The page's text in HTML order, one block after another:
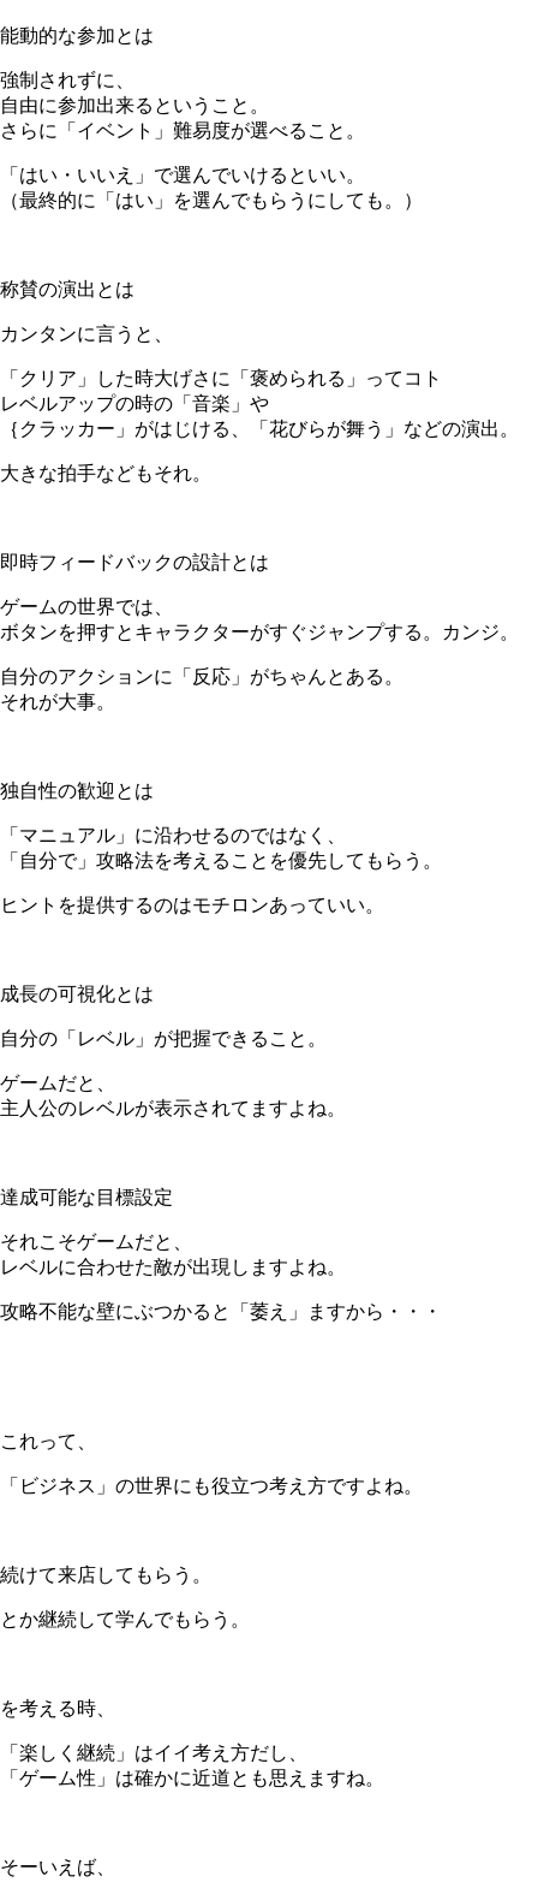
能動的な参加とは
強制されずに、
自由に参加出来るということ。
さらに「イベント」難易度が選べること。
「はい・いいえ」で選んでいけるといい。
（最終的に「はい」を選んでもらうにしても。）
称賛の演出とは
カンタンに言うと、
「クリア」した時大げさに「褒められる」ってコト
レベルアップの時の「音楽」や
｛クラッカー」がはじける、「花びらが舞う」などの演出。
大きな拍手などもそれ。
即時フィードバックの設計とは
ゲームの世界では、
ボタンを押すとキャラクターがすぐジャンプする。カンジ。
自分のアクションに「反応」がちゃんとある。
それが大事。
独自性の歓迎とは
「マニュアル」に沿わせるのではなく、
「自分で」攻略法を考えることを優先してもらう。
ヒントを提供するのはモチロンあっていい。
成長の可視化とは
自分の「レベル」が把握できること。
ゲームだと、
主人公のレベルが表示されてますよね。
達成可能な目標設定
それこそゲームだと、
レベルに合わせた敵が出現しますよね。
攻略不能な壁にぶつかると「萎え」ますから・・・
これって、
「ビジネス」の世界にも役立つ考え方ですよね。
続けて来店してもらう。
とか継続して学んでもらう。
を考える時、
「楽しく継続」はイイ考え方だし、
「ゲーム性」は確かに近道とも思えますね。
そーいえば、